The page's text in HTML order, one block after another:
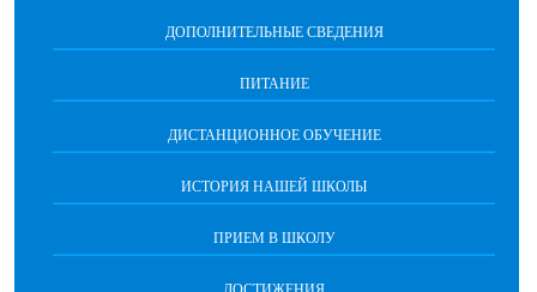
ДОПОЛНИТЕЛЬНЫЕ СВЕДЕНИЯ
ПИТАНИЕ
ДИСТАНЦИОННОЕ ОБУЧЕНИЕ
ИСТОРИЯ НАШЕЙ ШКОЛЫ
ПРИЕМ В ШКОЛУ